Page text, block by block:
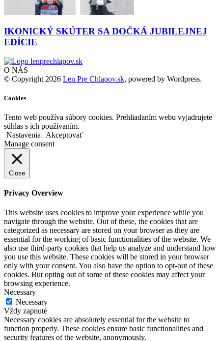
IKONICKÝ SKÚTER SA DOČKÁ JUBILEJNEJ
EDÍCIE
O NÁS
© Copyright 2026 Len Pre Chlapov.sk, powered by Wordpress.
Cookies
Tento web používa súbory cookies. Prehliadaním webu vyjadrujete
súhlas s ich používaním.
Nastavenia
Akceptovať
Manage consent
Close
Privacy Overview
This website uses cookies to improve your experience while you
navigate through the website. Out of these, the cookies that are
categorized as necessary are stored on your browser as they are
essential for the working of basic functionalities of the website. We
also use third-party cookies that help us analyze and understand how
you use this website. These cookies will be stored in your browser
only with your consent. You also have the option to opt-out of these
cookies. But opting out of some of these cookies may affect your
browsing experience.
Necessary
Necessary
Vždy zapnuté
Necessary cookies are absolutely essential for the website to
function properly. These cookies ensure basic functionalities and
security features of the website, anonymously.